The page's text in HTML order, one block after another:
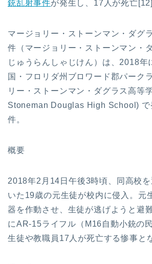
銃乱射事件が発生し、17人が死亡[12]
マージョリー・ストーンマン・ダグ
件（マージョリー・ストーンマン・
じゅうらんしゃじけん）は、2018年
国・フロリダ州ブロワード郡パーク
リー・ストーンマン・ダグラス高等
Stoneman Douglas High School) で
件。
概要
2018年2月14日午後3時頃、同高校
いた19歳の元生徒が校内に侵入。元
器を作動させ、生徒が逃げようと避
にAR-15ライフル（M16自動小銃の
生徒や教職員17人が死亡する惨事と